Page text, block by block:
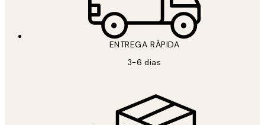
ENTREGA RÁPIDA
3-6 dias